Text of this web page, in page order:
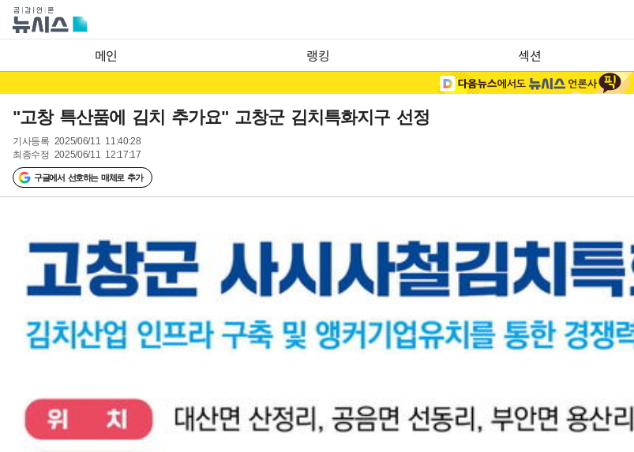
메인 랭킹 섹션
"고창 특산품에 김치 추가요" 고창군 김치특화지구 선정
기사등록 2025/06/11 11:40:28
최종수정 2025/06/11 12:17:17
구글에서 선호하는 매체로 추가